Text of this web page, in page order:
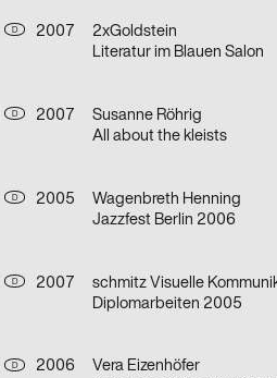
D
2007
2xGoldstein
Literatur im Blauen Salon
D
2007
Susanne Röhrig
All about the kleists
D
2005
Wagenbreth Henning
Jazzfest Berlin 2006
D
2007
schmitz Visuelle
Diplomarbeiten 2005
D
2006
Vera Eizenhöfer